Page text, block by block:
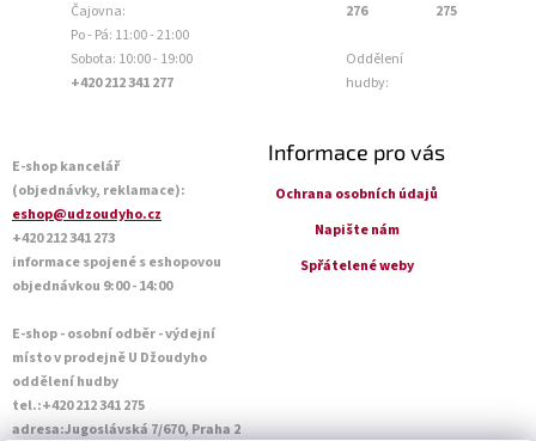
Čajovna:
Po - Pá: 11:00 - 21:00
Sobota: 10:00 - 19:00
+420 212 341 277
276
Oddělení
hudby:
275
E-shop kancelář
(objednávky, reklamace):
eshop@udzoudyho.cz
+420 212 341 273
informace spojené s eshopovou
objednávkou 9:00 - 14:00
E-shop - osobní odběr - výdejní
místo v prodejně U Džoudyho
oddělení hudby
tel.:+420 212 341 275
adresa:Jugoslávská 7/670, Praha 2
Informace pro vás
Ochrana osobních údajů
Napište nám
Spřátelené weby